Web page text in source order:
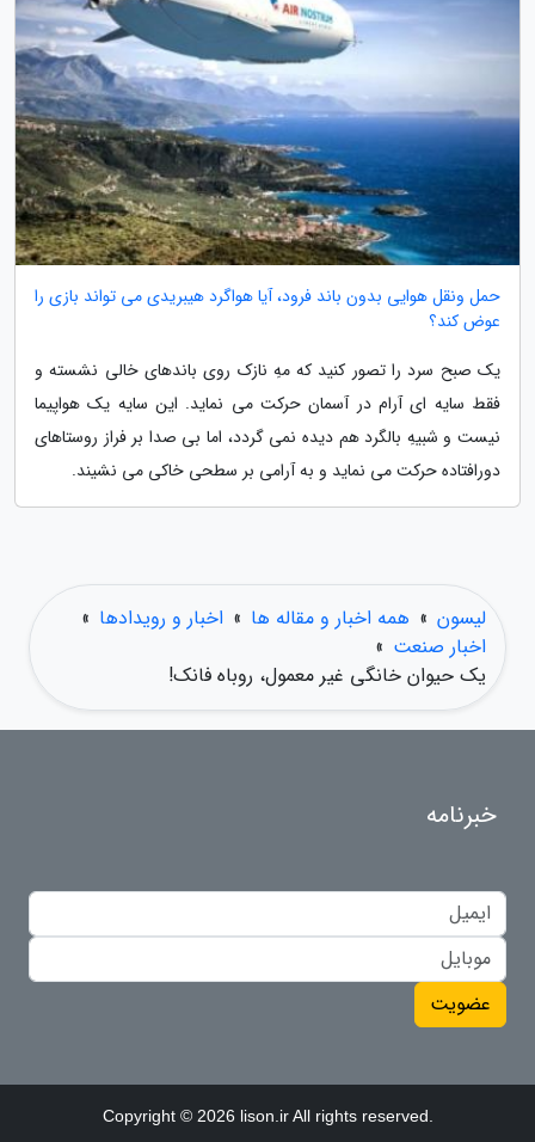
حمل ونقل هوایی بدون باند فرود، آیا هواگرد هیبریدی می تواند بازی را
عوض کند؟
یک صبح سرد را تصور کنید که مهِ نازک روی باندهای خالی نشسته و
فقط سایه ای آرام در آسمان حرکت می نماید. این سایه یک هواپیما
نیست و شبیهِ بالگرد هم دیده نمی گردد، اما بی صدا بر فراز روستاهای
دورافتاده حرکت می نماید و به آرامی بر سطحی خاکی می نشیند.
لیسون » همه اخبار و مقاله ها » اخبار و رویدادها »
اخبار صنعت »
یک حیوان خانگی غیر معمول، روباه فانک!
خبرنامه
عضویت
Copyright © 2026 lison.ir All rights reserved.